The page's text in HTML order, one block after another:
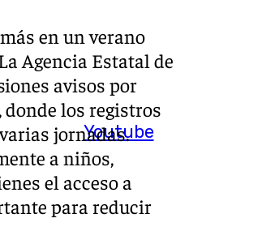
Youtube
en un verano
Agencia Estatal de
avisos por
donde los registros
jornadas.
a niños,
el acceso a
para reducir